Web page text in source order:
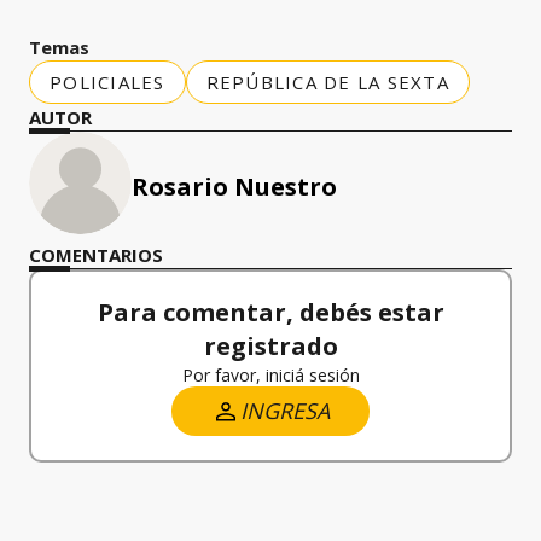
Temas
POLICIALES
REPÚBLICA DE LA SEXTA
AUTOR
Rosario Nuestro
COMENTARIOS
Para comentar, debés estar
registrado
Por favor, iniciá sesión
INGRESA